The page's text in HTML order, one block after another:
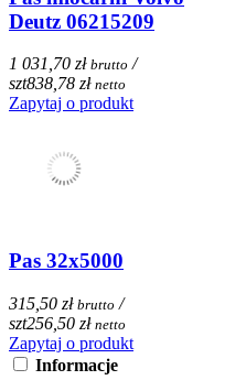
Deutz 06215209
1 031,70 zł brutto /
szt838,78 zł netto
Zapytaj o produkt
Pas 32x5000
315,50 zł brutto /
szt256,50 zł netto
Zapytaj o produkt
Informacje